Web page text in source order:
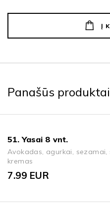
Į
Panašūs produktai
51. Yasai 8 vnt.
Avokadas, agurkai, sezamai,
kremas
7.99 EUR